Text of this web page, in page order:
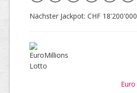
Nächster Jackpot: CHF 18'200'000